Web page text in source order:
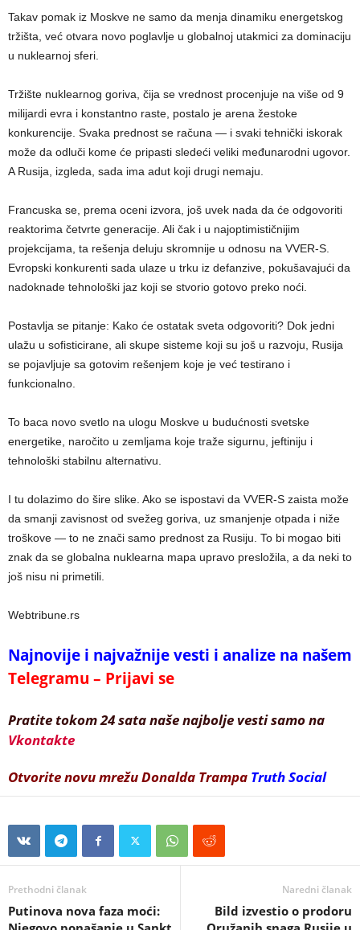
Takav pomak iz Moskve ne samo da menja dinamiku energetskog
tržišta, već otvara novo poglavlje u globalnoj utakmici za dominaciju
u nuklearnoj sferi.
Tržište nuklearnog goriva, čija se vrednost procenjuje na više od 9
milijardi evra i konstantno raste, postalo je arena žestoke
konkurencije. Svaka prednost se računa — i svaki tehnički iskorak
može da odluči kome će pripasti sledeći veliki međunarodni ugovor.
A Rusija, izgleda, sada ima adut koji drugi nemaju.
Francuska se, prema oceni izvora, još uvek nada da će odgovoriti
reaktorima četvrte generacije. Ali čak i u najoptimističnijim
projekcijama, ta rešenja deluju skromnije u odnosu na VVER-S.
Evropski konkurenti sada ulaze u trku iz defanzive, pokušavajući da
nadoknade tehnološki jaz koji se stvorio gotovo preko noći.
Postavlja se pitanje: Kako će ostatak sveta odgovoriti? Dok jedni
ulažu u sofisticirane, ali skupe sisteme koji su još u razvoju, Rusija
se pojavljuje sa gotovim rešenjem koje je već testirano i
funkcionalno.
To baca novo svetlo na ulogu Moskve u budućnosti svetske
energetike, naročito u zemljama koje traže sigurnu, jeftiniju i
tehnološki stabilnu alternativu.
I tu dolazimo do šire slike. Ako se ispostavi da VVER-S zaista može
da smanji zavisnost od svežeg goriva, uz smanjenje otpada i niže
troškove — to ne znači samo prednost za Rusiju. To bi mogao biti
znak da se globalna nuklearna mapa upravo presložila, a da neki to
još nisu ni primetili.
Webtribune.rs
Najnovije i najvažnije vesti i analize na našem
Telegramu – Prijavi se
Pratite tokom 24 sata naše najbolje vesti samo na
Vkontakte
Otvorite novu mrežu Donalda Trampa Truth Social
Prethodni članak
Putinova nova faza moći:
Naredni članak
Bild izvestio o prodoru